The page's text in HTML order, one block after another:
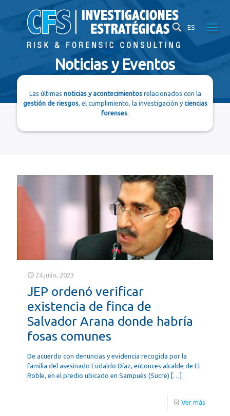
ES
Noticias y Eventos
Las últimas noticias y acontecimientosrelacionados con la
gestión de riesgos, el cumplimiento, la investigación yciencias
forenses.
24 julio, 2023
JEP ordenó verificar
existencia de finca de
Salvador Arana donde habría
fosas comunes
De acuerdo con denuncias y evidencia recogida por la
familia del asesinado Eudaldo Díaz, entonces alcalde de El
Roble, en el predio ubicado en Sampués (Sucre) […]
Ver más